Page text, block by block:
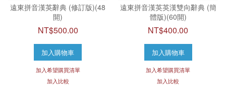
遠東拼音漢英辭典 (修訂版)(48
開)
NT$500.00
加入購物車
加入希望購買清單
加入比較
遠東拼音漢英英漢雙向辭典 (簡
體版)(60開)
NT$400.00
加入購物車
加入希望購買清單
加入比較